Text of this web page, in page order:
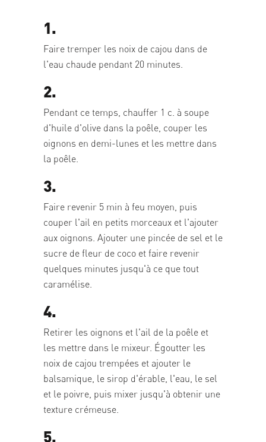
1.
Faire tremper les noix de cajou dans de
l'eau chaude pendant 20 minutes.
2.
Pendant ce temps, chauffer 1 c. à soupe
d'huile d'olive dans la poêle, couper les
oignons en demi-lunes et les mettre dans
la poêle.
3.
Faire revenir 5 min à feu moyen, puis
couper l'ail en petits morceaux et l'ajouter
aux oignons. Ajouter une pincée de sel et le
sucre de fleur de coco et faire revenir
quelques minutes jusqu'à ce que tout
caramélise.
4.
Retirer les oignons et l'ail de la poêle et
les mettre dans le mixeur. Égoutter les
noix de cajou trempées et ajouter le
balsamique, le sirop d'érable, l'eau, le sel
et le poivre, puis mixer jusqu'à obtenir une
texture crémeuse.
5.